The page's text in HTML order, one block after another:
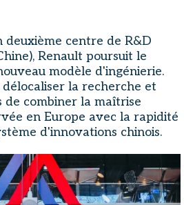
centre de R&D
Renault poursuit le
modèle d'ingénierie.
délocaliser la recherche et
de combiner la maîtrise
en Europe avec la rapidité
d'innovations chinois.